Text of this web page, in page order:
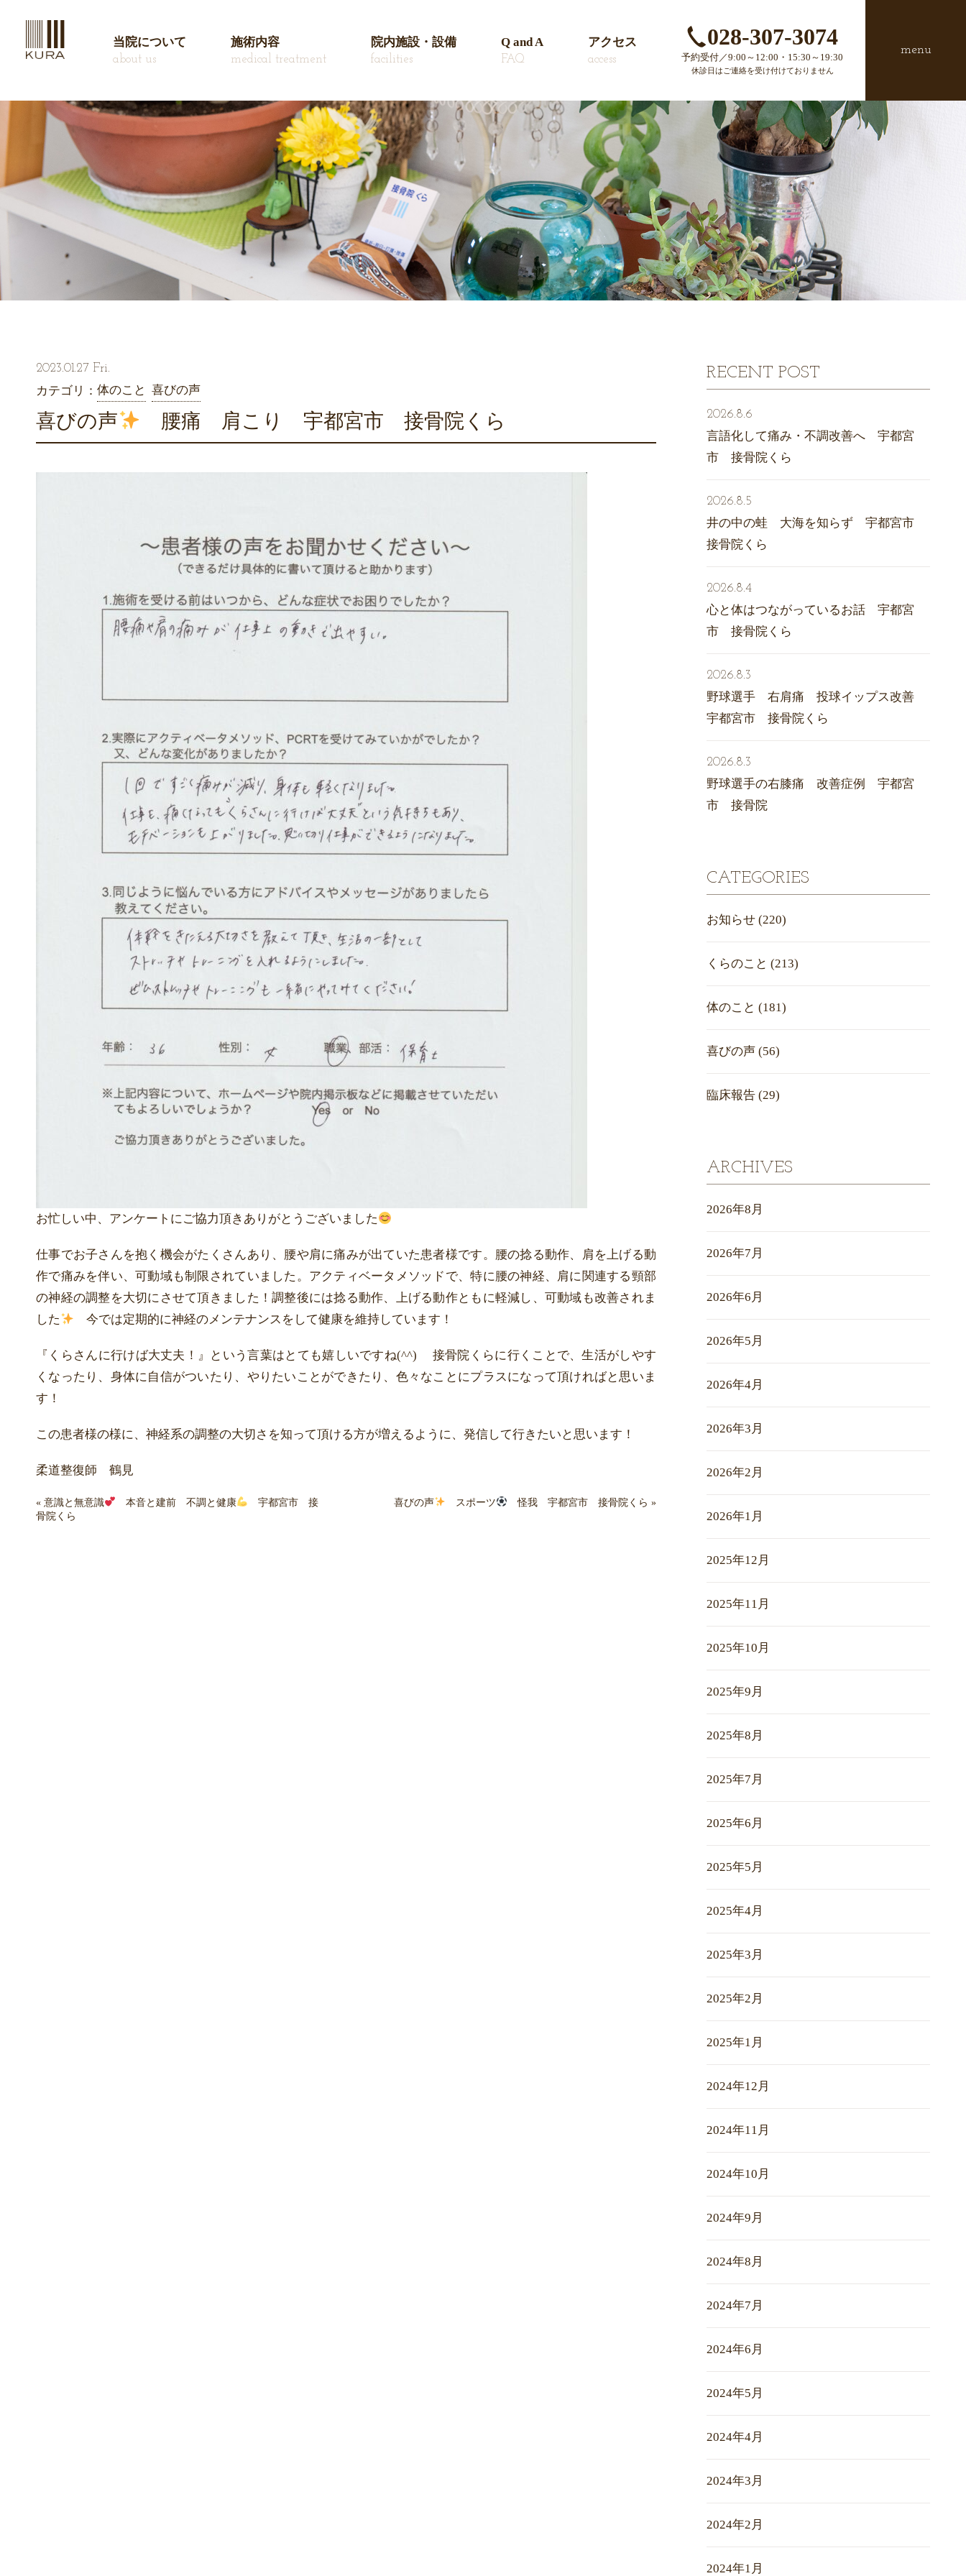
当院について
about us
施術内容
medical treatment
院内施設・設備
facilities
Q and A
FAQ
アクセス
access
028-307-3074
予約受付／9:00～12:00・15:30～19:30
休診日はご連絡を受け付けておりません
menu
2023.01.27 Fri.
カテゴリ： 体のこと 喜びの声
喜びの声 腰痛 肩こり 宇都宮市 接骨院くら
お忙しい中、アンケートにご協力頂きありがとうございました
仕事でお子さんを抱く機会がたくさんあり、腰や肩に痛みが出ていた患者様です。腰の捻る動作、肩を上げる動
作で痛みを伴い、可動域も制限されていました。アクティベータメソッドで、特に腰の神経、肩に関連する頸部
の神経の調整を大切にさせて頂きました！調整後には捻る動作、上げる動作ともに軽減し、可動域も改善されま
した
今では定期的に神経のメンテナンスをして健康を維持しています！
『くらさんに行けば大丈夫！』という言葉はとても嬉しいですね(^^) 接骨院くらに行くことで、生活がしやす
くなったり、身体に自信がついたり、やりたいことができたり、色々なことにプラスになって頂ければと思いま
す！
この患者様の様に、神経系の調整の大切さを知って頂ける方が増えるように、発信して行きたいと思います！
柔道整復師 鶴見
« 意識と無意識 本音と建前 不調と健康
宇都宮市 接
骨院くら
喜びの声 スポーツ 怪我 宇都宮市 接骨院くら »
RECENT POST
言語化して痛み・不調改善へ 宇都宮
市 接骨院くら
2026.8.6
井の中の蛙 大海を知らず 宇都宮市
接骨院くら
2026.8.5
心と体はつながっているお話 宇都宮
市 接骨院くら
2026.8.4
野球選手 右肩痛 投球イップス改善
宇都宮市 接骨院くら
2026.8.3
野球選手の右膝痛 改善症例 宇都宮
市 接骨院
2026.8.3
CATEGORIES
お知らせ (220)
くらのこと (213)
体のこと (181)
喜びの声 (56)
臨床報告 (29)
ARCHIVES
2026年8月
2026年7月
2026年6月
2026年5月
2026年4月
2026年3月
2026年2月
2026年1月
2025年12月
2025年11月
2025年10月
2025年9月
2025年8月
2025年7月
2025年6月
2025年5月
2025年4月
2025年3月
2025年2月
2025年1月
2024年12月
2024年11月
2024年10月
2024年9月
2024年8月
2024年7月
2024年6月
2024年5月
2024年4月
2024年3月
2024年2月
2024年1月